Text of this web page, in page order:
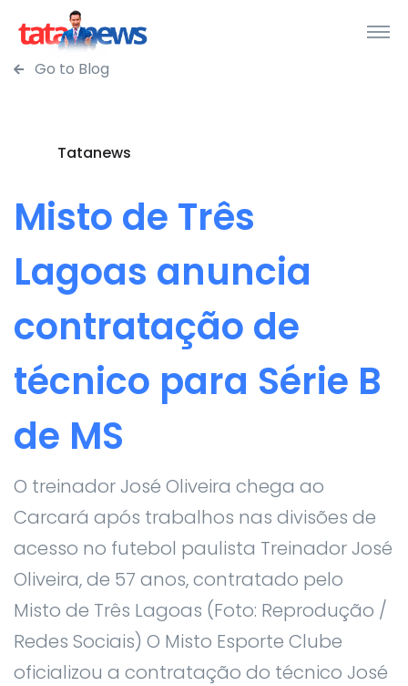
Go to Blog
Tatanews
Misto de Três
Lagoas anuncia
contratação de
técnico para Série B
de MS
O treinador José Oliveira chega ao
Carcará após trabalhos nas divisões de
acesso no futebol paulista Treinador José
Oliveira, de 57 anos, contratado pelo
Misto de Três Lagoas (Foto: Reprodução /
Redes Sociais) O Misto Esporte Clube
oficializou a contratação do técnico José